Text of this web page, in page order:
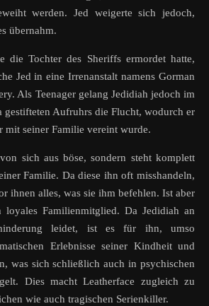
werden. Jed weigerte sich jedoch,
übernahm.
die Tochter des Sheriffs ermordet hatte,
Jed in eine Irrenanstalt namens Gorman
Als Teenager gelang Jedidiah jedoch im
gestifteten Aufruhrs die Flucht, wodurch er
mit seiner Familie vereint wurde.
sich aus böse, sondern steht komplett
Familie. Da diese ihn oft misshandeln,
ihnen alles, was sie ihm befehlen. Ist aber
loyales Familienmitglied. Da Jedidiah an
leidet, ist es für ihn, umso
Erlebnisse seiner Kindheit und
was sich schließlich auch in psychischen
Dies macht Leatherface zugleich zu
wie auch tragischen Serienkiller.